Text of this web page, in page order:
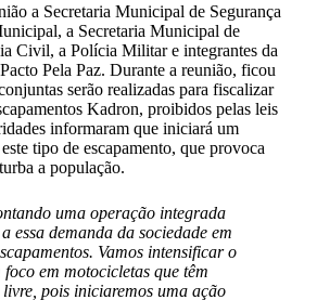
a Secretaria Municipal de Segurança
a Secretaria Municipal de
Civil, a Polícia Militar e integrantes da
Pela Paz. Durante a reunião, ficou
serão realizadas para fiscalizar
Kadron, proibidos pelas leis
informaram que iniciará um
tipo de escapamento, que provoca
a população.
uma operação integrada
essa demanda da sociedade em
Vamos intensificar o
em motocicletas que têm
livre, pois iniciaremos uma ação